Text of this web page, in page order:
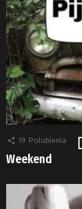
19 Polubienia
Weekend